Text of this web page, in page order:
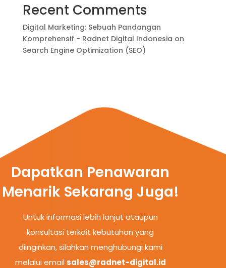
Recent Comments
Digital Marketing: Sebuah Pandangan
Komprehensif - Radnet Digital Indonesia on
Search Engine Optimization (SEO)
Dapatkan Penawaran
Menarik Sekarang Juga!
Untuk informasi lebih lanjut ataupun
konsultasi terkait kebutuhan yang
diinginkan, silahkan menghubungi kami
melalui email sales@radnet-digital.id